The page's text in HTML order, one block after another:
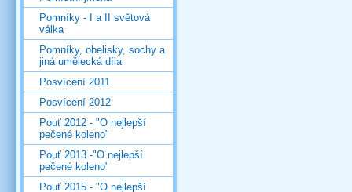
Pomníky - I a II světová
válka
Pomníky, obelisky, sochy a
jiná umělecká díla
Posvícení 2011
Posvícení 2012
Pouť 2012 - "O nejlepší
pečené koleno"
Pouť 2013 -"O nejlepší
pečené koleno"
Pouť 2015 - "O nejlepší